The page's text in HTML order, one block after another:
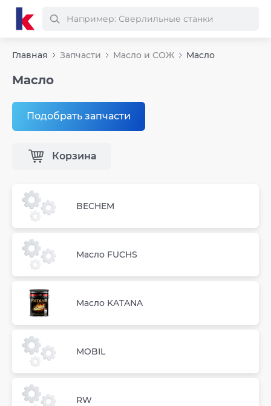
Главная Запчасти Масло и СОЖ Масло
Масло
Подобрать запчасти
Корзина
BECHEM
Масло FUCHS
Масло KATANA
MOBIL
RW